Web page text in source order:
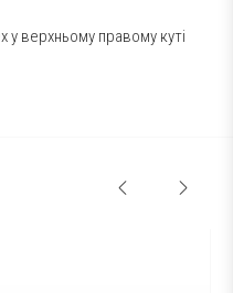
верхньому правому куті